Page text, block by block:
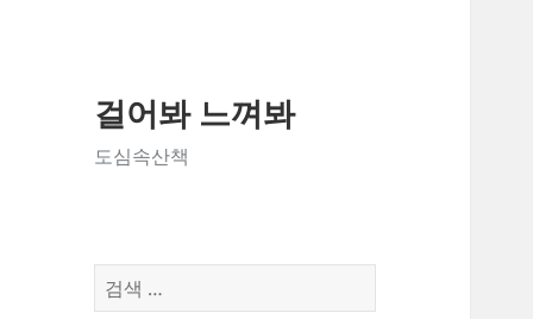
걸어봐 느껴봐
도심속산책
색: